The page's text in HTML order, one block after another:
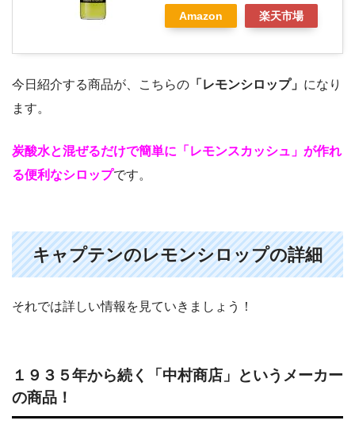
Amazon 楽天市場
今日紹介する商品が、こちらの 「レモンシロップ」 になり
ます。
炭酸水と混ぜるだけで簡単に「レモンスカッシュ」が作れ
る便利なシロップです。
キャプテンのレモンシロップの詳細
それでは詳しい情報を見ていきましょう！
１９３５年から続く「中村商店」というメーカー
の商品！